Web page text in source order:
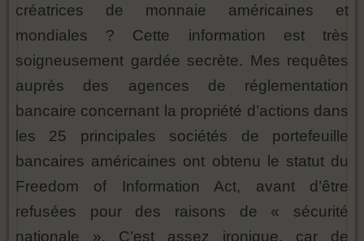
créatrices de monnaie américaines et
mondiales ? Cette information est très
soigneusement gardée secrète. Mes requêtes
auprès des agences de réglementation
bancaire concernant la propriété d’actions dans
les 25 principales sociétés de portefeuille
bancaires américaines ont obtenu le statut du
Freedom of Information Act, avant d’être
refusées pour des raisons de « sécurité
nationale ». C’est assez ironique, car de